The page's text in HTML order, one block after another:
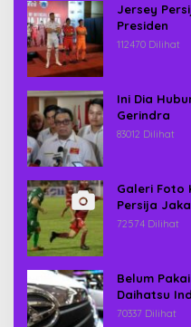
Jersey
Presiden
112470 Dilihat
Ini Dia
Gerindra
83012 Dilihat
Galeri Foto
Persija
72574 Dilihat
Belum
Daihatsu
70337 Dilihat